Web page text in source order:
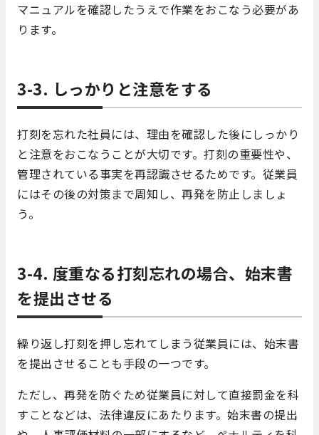
マニュアルを確認したうえで作業をおこなう必要があ
ります。
3-3. しっかりと注意をする
打刻を忘れた社員には、理由を確認した後にしっかり
と注意をおこなうことが大切です。打刻の重要性や、
管理されている事実を再認識させるためです。従業員
にはその後の対策まで周知し、再発を防止しましょ
う。
3-4. 度重なる打刻忘れの場合、始末書
を提出させる
繰り返し打刻を押し忘れてしまう従業員には、始末書
を提出させることも手段の一つです。
ただし、再発を防ぐため従業員に対して直接罰金を科
すことなどは、法律違反にあたります。始末書の提出